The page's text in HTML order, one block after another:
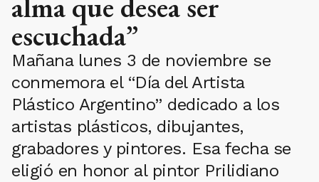
escuchada”
Mañana lunes 3 de noviembre se
conmemora el “Día del Artista
Plástico Argentino” dedicado a los
artistas plásticos, dibujantes,
grabadores y pintores. Esa fecha se
eligió en honor al pintor Prilidiano